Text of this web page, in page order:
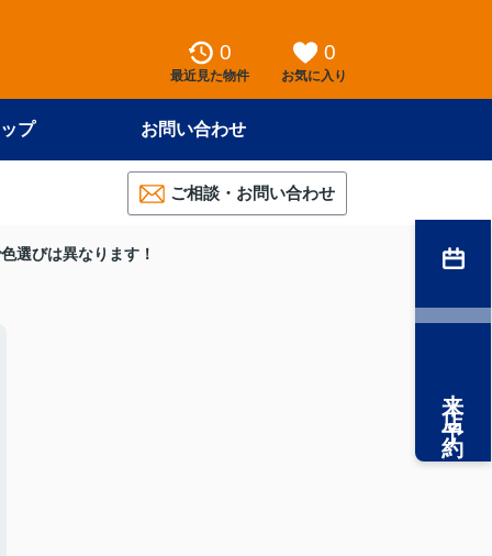
0
最近見た物件
0
お気に入り
プ お問い合わせ
ご相談・お問い合わせ
選びは異なります！
来店予約